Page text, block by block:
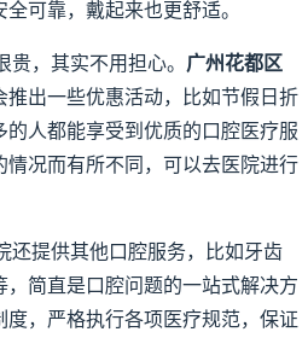
可靠，戴起来也更舒适。
，其实不用担心。 广州花都区
推出一些优惠活动，比如节假日折
人都能享受到优质的口腔医疗服
情况而有所不同，可以去医院进行
还提供其他口腔服务，比如牙齿
简直是口腔问题的一站式解决方
，严格执行各项医疗规范，保证